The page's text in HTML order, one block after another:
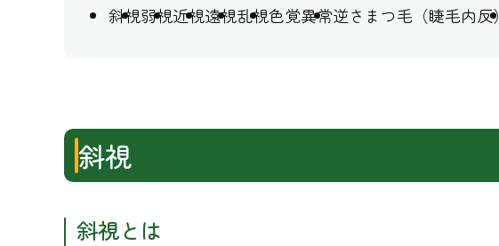
斜視弱視近視遠視乱視色覚異常逆さまつ毛（睫毛内反）
斜視
斜視とは